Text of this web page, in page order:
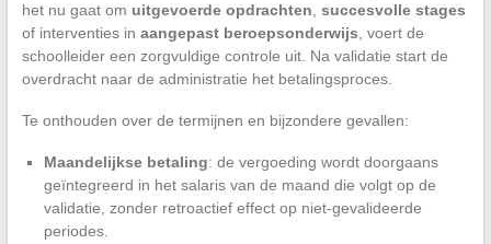
het nu gaat om uitgevoerde opdrachten succesvolle stages
of interventies in aangepast beroepsonderwijs , voert de
schoolleider een zorgvuldige controle uit. Na validatie start de
overdracht naar de administratie het betalingsproces.
Te onthouden over de termijnen en bijzondere gevallen:
Maandelijkse betaling: de vergoeding wordt doorgaans
geïntegreerd in het salaris van de maand die volgt op de
validatie, zonder retroactief effect op niet-gevalideerde
periodes.